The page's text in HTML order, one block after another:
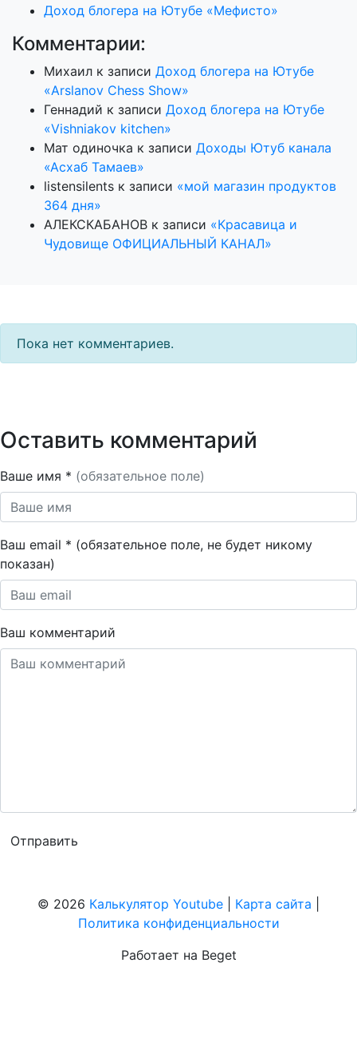
Доход блогера на Ютубе «Мефисто»
Комментарии:
Михаил к записи Доход блогера на Ютубе
«Arslanov Chess Show»
Геннадий к записи Доход блогера на Ютубе
«Vishniakov kitchen»
Мат одиночка к записи Доходы Ютуб канала
«Асхаб Тамаев»
listensilents к записи «мой магазин продуктов
364 дня»
АЛЕКСКАБАНОВ к записи «Красавица и
Чудовище ОФИЦИАЛЬНЫЙ КАНАЛ»
Пока нет комментариев.
Оставить комментарий
Ваше имя * (обязательное поле)
Ваш email * (обязательное поле, не будет никому
показан)
Ваш комментарий
© 2026 Калькулятор Youtube Карта сайта
Политика конфиденциальности
Работает на Beget